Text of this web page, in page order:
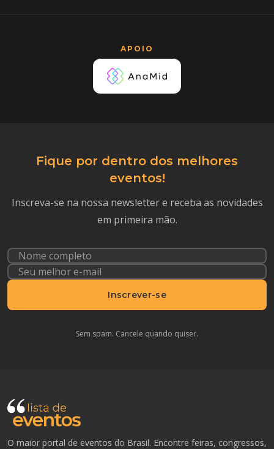
APOIO
Fique por dentro dos melhores
eventos!
Inscreva-se na nossa newsletter e receba as novidades
em primeira mão.
Inscrever-se
Sem spam. Cancele quando quiser.
O maior portal de eventos do Brasil. Encontre feiras, congressos,